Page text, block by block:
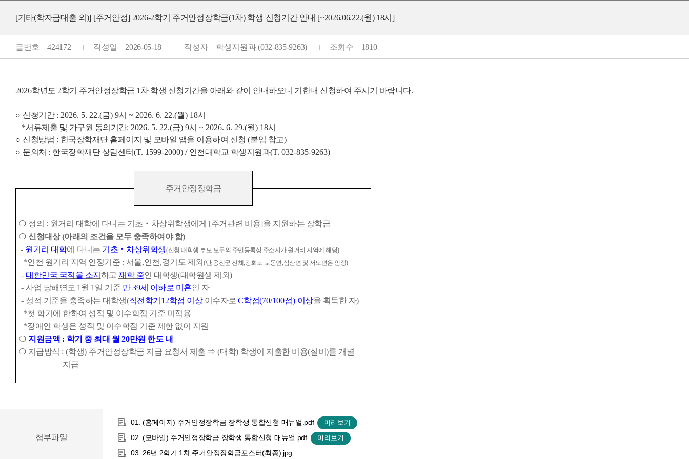
[기타(학자금대출 외)] [주거안정] 2026-2학기 주거안정장학금(1차) 학생 신청기간 안내 [~2026.06.22.(월) 18시]
글번호 424172 작성일 2026-05-18 작성자 학생지원과 (032-835-9263) 조회수 1810
2026학년도 2학기 주거안정장학금 1 차 학생 신청기간을 아래와 같이 안내하오니 기한내 신청하여 주시기 바랍니다.
○ 신청기간 : 2026. 5. 22.(금) 9시 ~ 2026. 6. 22.(월) 18시
*서류제출 및 가구원 동의기간: 2026. 5. 22.(금) 9시 ~ 2026. 6. 29.(월) 18시
○ 신청방법 : 한국장학재단 홈페이지 및 모바일 앱을 이용하여 신청 (붙임 참고)
○ 문의처 : 한국장학재단 상담센터(T. 1599-2000) / 인천대학교 학생지원과(T. 032-835-9263)
주거안정장학금
❍ 정의 : 원거리 대학에 다니는 기초 ‧ 차상위학생에게 [주거관련 비용]을 지원하는 장학금
❍ 신청대상 (아래의 조건을 모두 충족하여야 함)
- 원거리 대학에 다니는 기초 ‧ 차상위학생(신청 대학생 부모 모두의 주민등록상 주소지가 원거리 지역에 해당)
*인천 원거리 지역 인정기준 : 서울,인천 ,경기도 제외 (단,옹진군 전체 ,강화도 교동면,삼산면 및 서도면은 인정)
- 대한민국 국적을 소지 하고 재학 중인 대학생(대학원생 제외)
- 사업 당해연도 1 월 1 일 기준 만39세 이하로 미혼인 자
- 성적 기준을 충족하는 대학생(직전학기 12학점 이상 이수자로 C학점(70/100점) 이상을 획득한 자)
*첫 학기에 한하여 성적 및 이수학점 기준 미적용
*장애인 학생은 성적 및 이수학점 기준 제한 없이 지원
❍ 지원금액 : 학기 중 최대 월 20만원 한도 내
❍ 지급방식 : (학생) 주거안정장학금 지급 요청서 제출 ⇒(대학) 학생이 지출한 비용(실비)를 개별
지급
첨부파일
01. (홈페이지) 주거안정장학금 장학생 통합신청 매뉴얼.pdf
02. (모바일) 주거안정장학금 장학생 통합신청 매뉴얼.pdf
03. 26년 2학기 1차 주거안정장학금포스터(최종).jpg